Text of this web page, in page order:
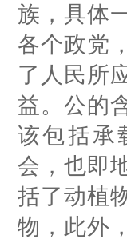
族，具体
各个政党
了人民所
益。公的
该包括承
会，也即
括了动植
物，此外